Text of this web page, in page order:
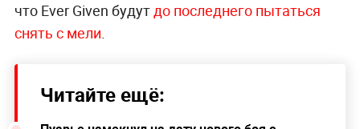
что Ever Given будутдо последнего пытаться
снять с мели.
Читайте ещё: